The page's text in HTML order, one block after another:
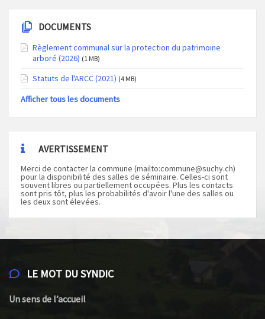
DOCUMENTS
Règlement communal sur la protection du patrimoine
arboré (2026) (1 MB)
Statuts de l'ARCC (2021) (4 MB)
Afficher tous les documents
AVERTISSEMENT
Merci de contacter la commune (mailto:commune@suchy.ch)
pour la disponibilité des salles de séminaire. Celles-ci sont
souvent libres ou partiellement occupées. Plus les contacts
sont pris tôt, plus les probabilités d'avoir l'une des salles ou
les deux sont élevées.
LE MOT DU SYNDIC
Un sens de l’accueil